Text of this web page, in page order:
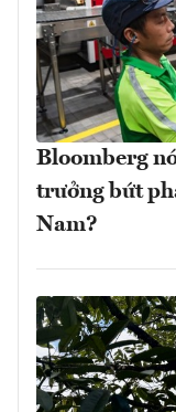
Bloomberg
trưởng bứt
Nam?